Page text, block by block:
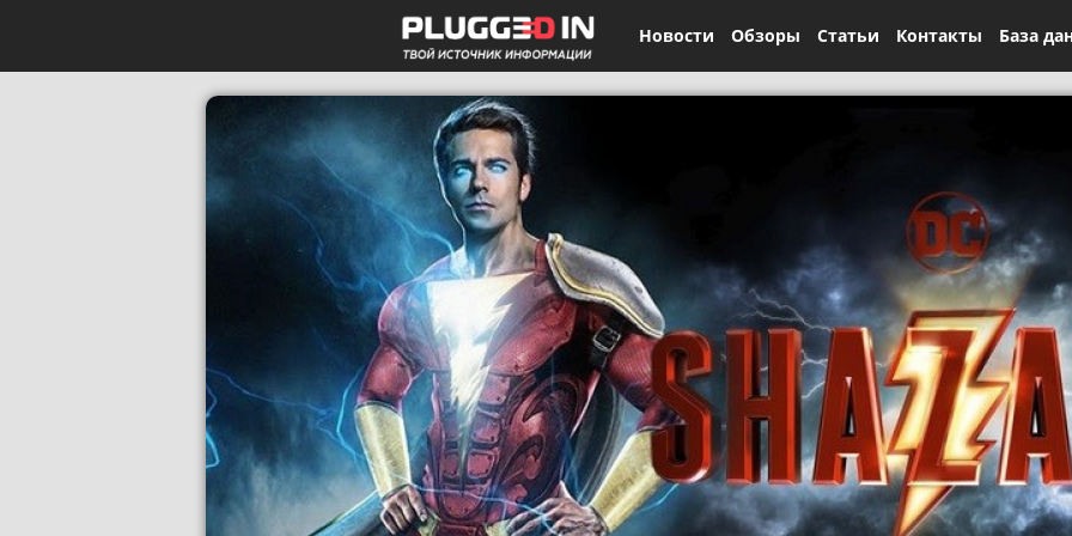
Новости Обзоры Статьи Контакты База